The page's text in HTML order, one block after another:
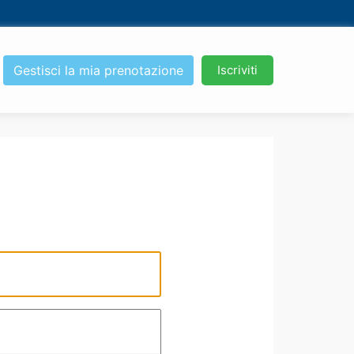
Gestisci la mia prenotazione Iscriviti